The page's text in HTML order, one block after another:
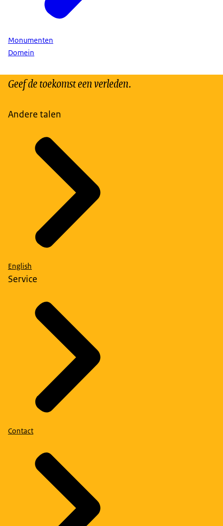
Monumenten
Domein
Geef de toekomst een verleden.
Andere talen
English
Service
Contact